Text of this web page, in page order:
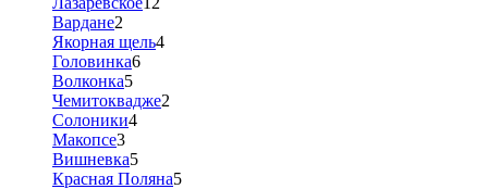
Вардане2
Якорная щель4
Головинка6
Волконка5
Чемитоквадже2
Солоники4
Макопсе3
Вишневка5
Красная Поляна5